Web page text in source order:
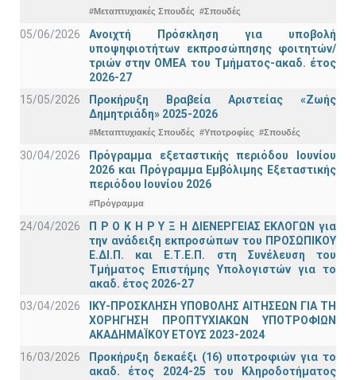
#Μεταπτυχιακές Σπουδές #Σπουδές
05/06/2026
Ανοιχτή Πρόσκληση για υποβολή
υποψηφιοτήτων εκπροσώπησης φοιτητών/
τριών στην ΟΜΕΑ του Τμήματος-ακαδ. έτος
2026-27
15/05/2026
Προκήρυξη Βραβεία Αριστείας «Ζωής
Δημητριάδη» 2025-2026
#Μεταπτυχιακές Σπουδές #Υποτροφίες #Σπουδές
30/04/2026
Πρόγραμμα εξεταστικής περιόδου Ιουνίου
2026 και Πρόγραμμα Εμβόλιμης Εξεταστικής
περιόδου Ιουνίου 2026
#Πρόγραμμα
24/04/2026
Π Ρ Ο Κ Η Ρ Υ Ξ Η ΔΙΕΝΕΡΓΕΙΑΣ ΕΚΛΟΓΩΝ για
την ανάδειξη εκπροσώπων του ΠΡΟΣΩΠΙΚΟΥ
Ε.ΔΙ.Π. και Ε.Τ.Ε.Π. στη Συνέλευση του
Τμήματος Επιστήμης Υπολογιστών για το
ακαδ. έτος 2026-27
03/04/2026
ΙΚΥ-ΠΡΟΣΚΛΗΣΗ ΥΠΟΒΟΛΗΣ ΑΙΤΗΣΕΩΝ ΓΙΑ ΤΗ
ΧΟΡΗΓΗΣΗ ΠΡΟΠΤΥΧΙΑΚΩΝ ΥΠΟΤΡΟΦΙΩΝ
ΑΚΑΔΗΜΑΪΚΟΥ ΕΤΟΥΣ 2023-2024
16/03/2026
Προκήρυξη δεκαέξι (16) υποτροφιών για το
ακαδ. έτος 2024-25 του Κληροδοτήματος